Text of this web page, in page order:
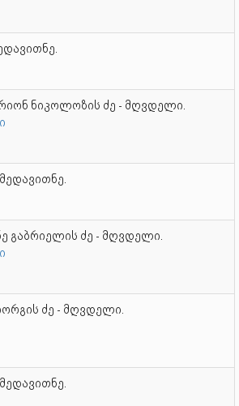
ნიკოლოზის ძე - მღვდელი.
გაბრიელის ძე - მღვდელი.
ძე - მღვდელი.